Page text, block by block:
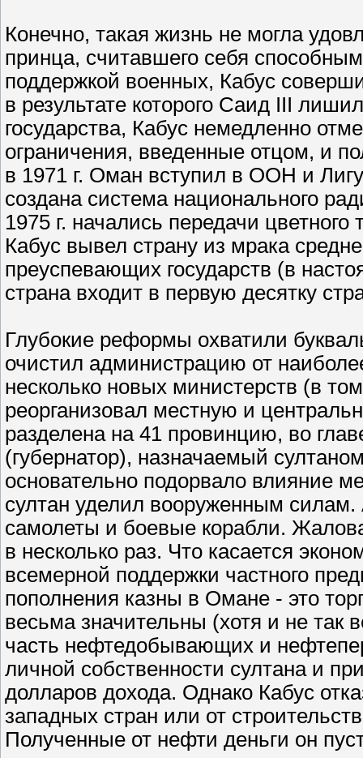
Конечно, такая жизнь не могла
принца, считавшего себя
поддержкой военных, Кабус
в результате которого Саид III
государства, Кабус немедленно
ограничения, введенные отцом, и
в 1971 г. Оман вступил в ООН и
создана система национального
1975 г. начались передачи
Кабус вывел страну из мрака
преуспевающих государств (в
страна входит в первую десятку
Глубокие реформы охватили
очистил администрацию от
несколько новых министерств (в
реорганизовал местную и
разделена на 41 провинцию, во
(губернатор), назначаемый
основательно подорвало влияние
султан уделил вооруженным
самолеты и боевые корабли.
в несколько раз. Что касается
всемерной поддержки частного
пополнения казны в Омане - это
весьма значительны (хотя и не так
часть нефтедобывающих и
личной собственности султана и
долларов дохода. Однако Кабус
западных стран или от
Полученные от нефти деньги он